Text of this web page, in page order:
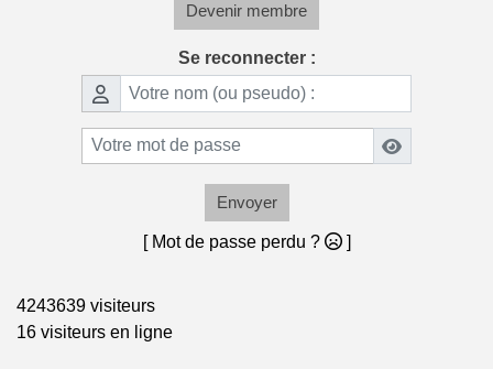
Devenir membre
Se reconnecter :
Envoyer
[ Mot de passe perdu ? ]
4243639 visiteurs
16 visiteurs en ligne